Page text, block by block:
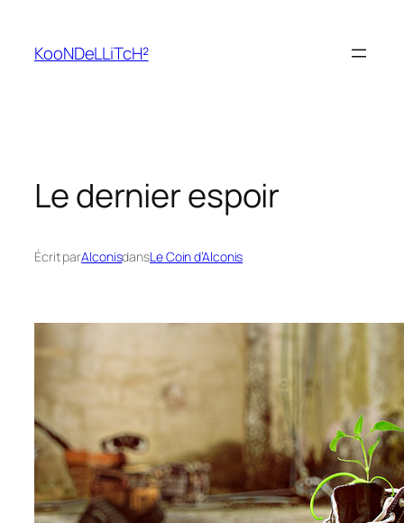
contenu
KooNDeLLiTcH²
Le dernier espoir
Écrit parAlconisdansLe Coin d’Alconis